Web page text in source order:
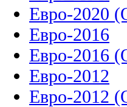
Евро-2020
Евро-2016
Евро-2016
Евро-2012
Евро-2012